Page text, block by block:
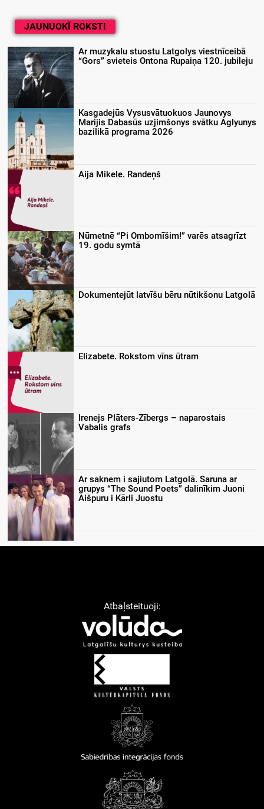
JAUNUOKĪ ROKSTI
Ar muzykalu stuostu Latgolys viestnīceibā
“Gors” svieteis Ontona Rupaiņa 120. jubileju
Kasgadejūs Vysusvātuokuos Jaunovys
Marijis Dabasūs uzjimšonys svātku Aglyunys
bazilikā programa 2026
Aija Mikele. Randeņš
Nūmetnē “Pi Ombomīšim!” varēs atsagrīzt
19. godu symtā
Dokumentejūt latvīšu bēru nūtikšonu Latgolā
Elizabete. Rokstom vīns ūtram
Irenejs Plāters-Zībergs – naparostais
Vabalis grafs
Ar saknem i sajiutom Latgolā. Saruna ar
grupys “The Sound Poets” dalinīkim Juoni
Aišpuru i Kārli Juostu
Atbaļsteituoji: